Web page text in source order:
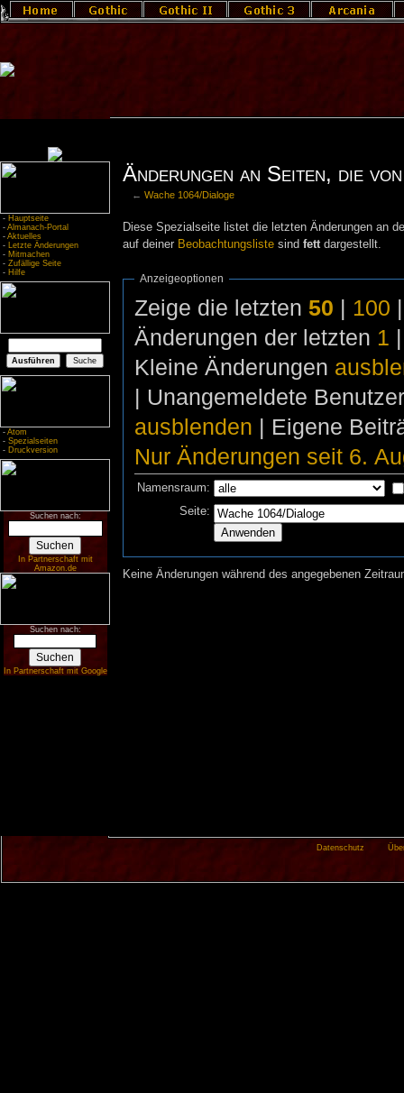
- Hauptseite
- Almanach-Portal
- Aktuelles
- Letzte Änderungen
- Mitmachen
- Zufällige Seite
- Hilfe
- Atom
- Spezialseiten
- Druckversion
Suchen nach:
In Partnerschaft mit
Amazon.de
Suchen nach:
In Partnerschaft mit Google
Änderungen an Seiten, die
←Wache 1064/Dialoge
Diese Spezialseite listet die letzten Änderungen an
auf deiner Beobachtungslistesind fettdargestellt.
Anzeigeoptionen
Zeige die letzten 50 | 100
Änderungen der letzten 1
Kleine Änderungen
| Unangemeldete
ausblenden | Eigene
Nur Änderungen seit 6.
Namensraum:
Seite:
Keine Änderungen während des angegebenen
Datenschutz